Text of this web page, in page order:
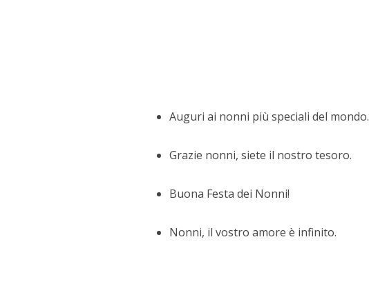
Auguri ai nonni più speciali del mondo.
Grazie nonni, siete il nostro tesoro.
Buona Festa dei Nonni!
Nonni, il vostro amore è infinito.